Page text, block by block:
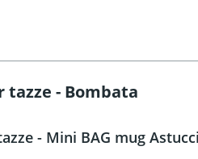
tazze - Bombata
- Mini BAG mug